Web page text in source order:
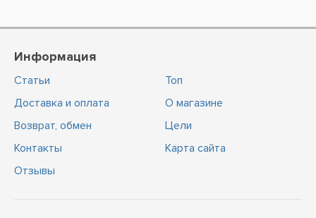
Информация
Статьи
Доставка и оплата
Возврат, обмен
Контакты
Отзывы
Топ
О магазине
Цели
Карта сайта